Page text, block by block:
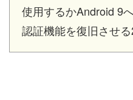
使用するかAndroid 9
認証機能を復旧させる